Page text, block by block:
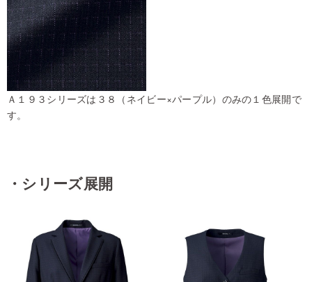
Ａ１９３シリーズは３８（ネイビー×パープル）のみの１色展開で
す。
・シリーズ展開